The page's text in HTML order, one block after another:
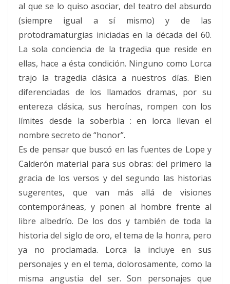
al que se lo quiso asociar, del teatro del absurdo
(siempre igual a sí mismo) y de las
protodramaturgias iniciadas en la década del 60.
La sola conciencia de la tragedia que reside en
ellas, hace a ésta condición. Ninguno como Lorca
trajo la tragedia clásica a nuestros días. Bien
diferenciadas de los llamados dramas, por su
entereza clásica, sus heroínas, rompen con los
límites desde la soberbia : en lorca llevan el
nombre secreto de “honor”.
Es de pensar que buscó en las fuentes de Lope y
Calderón material para sus obras: del primero la
gracia de los versos y del segundo las historias
sugerentes, que van más allá de visiones
contemporáneas, y ponen al hombre frente al
libre albedrío. De los dos y también de toda la
historia del siglo de oro, el tema de la honra, pero
ya no proclamada. Lorca la incluye en sus
personajes y en el tema, dolorosamente, como la
misma angustia del ser. Son personajes que